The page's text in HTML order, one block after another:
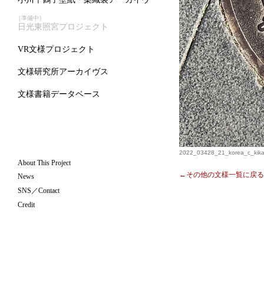
［準備中］
日光東照宮プロジェクト
VR文様プロジェクト
文様研究所アーカイヴス
文様書籍データベース
About This Project
News
SNS／Contact
Credit
←その他の文様一覧に戻る